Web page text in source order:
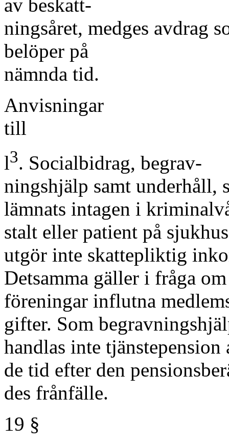
av beskatt-
ningsåret, medges avdrag
belöper på
nämnda tid.
Anvisningar
till
l3. Socialbidrag, begrav-
ningshjälp samt underhåll,
lämnats intagen i
stalt eller patient på
utgör inte skattepliktig
Detsamma gäller i fråga
föreningar influtna
gifter. Som
handlas inte tjänstepension
de tid efter den
des frånfälle.
19 §